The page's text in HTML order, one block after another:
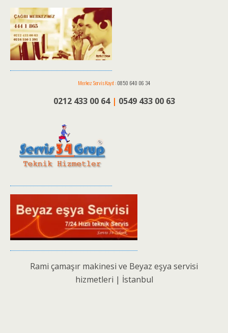
Merkez Servis Kayıt :0850 640 06 34
0212 433 00 64 | 0549 433 00 63
Rami çamaşır makinesi ve Beyaz eşya servisi
hizmetleri | İstanbul